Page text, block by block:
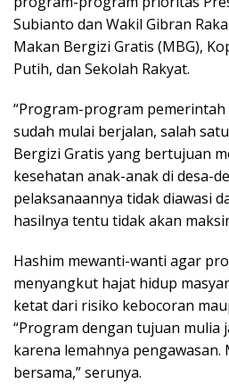
Subianto dan Wakil Gibran
Makan Bergizi Gratis (MBG),
Putih, dan Sekolah Rakyat.
“Program-program
sudah mulai berjalan, salah
Bergizi Gratis yang bertujuan
kesehatan anak-anak di desa-
pelaksanaannya tidak diawasi
hasilnya tentu tidak akan
Hashim mewanti-wanti agar
menyangkut hajat hidup
ketat dari risiko kebocoran
“Program dengan tujuan mulia
karena lemahnya pengawasan.
bersama,” serunya.